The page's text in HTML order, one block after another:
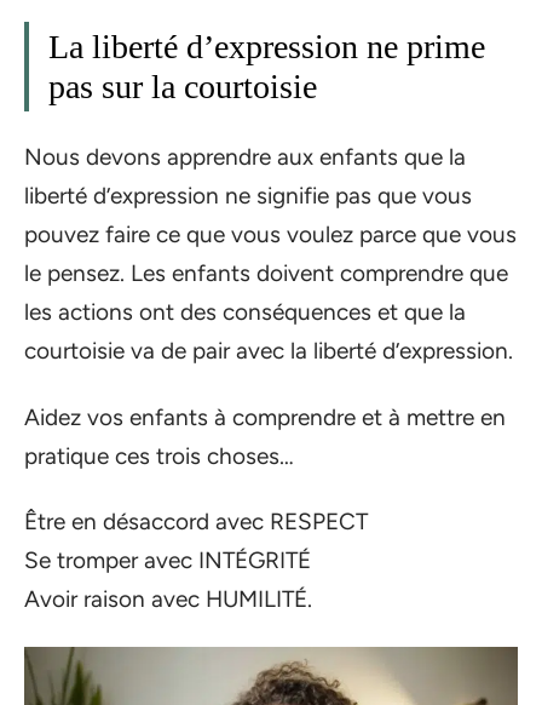
La liberté d’expression ne prime
pas sur la courtoisie
Nous devons apprendre aux enfants que la
liberté d’expression ne signifie pas que vous
pouvez faire ce que vous voulez parce que vous
le pensez. Les enfants doivent comprendre que
les actions ont des conséquences et que la
courtoisie va de pair avec la liberté d’expression.
Aidez vos enfants à comprendre et à mettre en
pratique ces trois choses…
Être en désaccord avec RESPECT
Se tromper avec INTÉGRITÉ
Avoir raison avec HUMILITÉ.